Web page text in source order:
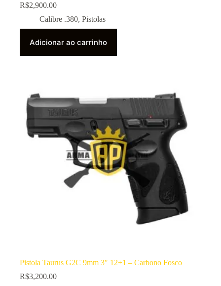
R$2,900.00
Calibre .380, Pistolas
Adicionar ao carrinho
Pistola Taurus G2C 9mm 3″ 12+1 – Carbono Fosco
R$3,200.00